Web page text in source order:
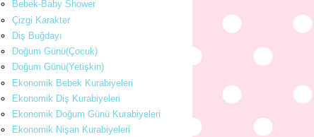
Bebek-Baby Shower
Çizgi Karakter
Diş Buğdayı
Doğum Günü(Çocuk)
Doğum Günü(Yetişkin)
Ekonomik Bebek Kurabiyeleri
Ekonomik Diş Kurabiyeleri
Ekonomik Doğum Günü Kurabiyeleri
Ekonomik Nişan Kurabiyeleri